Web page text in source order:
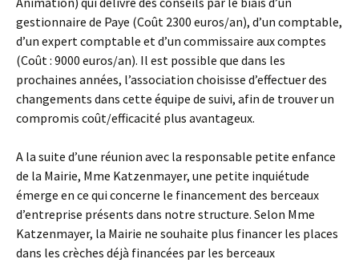
gestionnaire de Paye (Coût 2300 euros/an), d’un comptable,
d’un expert comptable et d’un commissaire aux comptes
(Coût : 9000 euros/an). Il est possible que dans les
prochaines années, l’association choisisse d’effectuer des
changements dans cette équipe de suivi, afin de trouver un
compromis coût/efficacité plus avantageux.
A la suite d’une réunion avec la responsable petite enfance
de la Mairie, Mme Katzenmayer, une petite inquiétude
émerge en ce qui concerne le financement des berceaux
d’entreprise présents dans notre structure. Selon Mme
Katzenmayer, la Mairie ne souhaite plus financer les places
dans les crèches déjà financées par les berceaux